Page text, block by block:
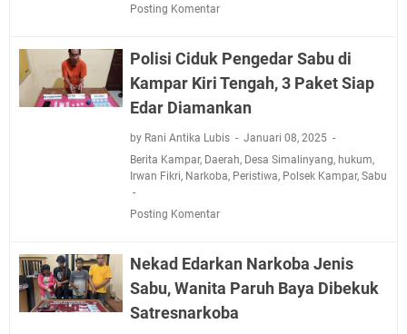
Posting Komentar
Polisi Ciduk Pengedar Sabu di
Kampar Kiri Tengah, 3 Paket Siap
Edar Diamankan
by Rani Antika Lubis
Januari 08, 2025
Berita Kampar, Daerah, Desa Simalinyang, hukum,
Irwan Fikri, Narkoba, Peristiwa, Polsek Kampar, Sabu
Posting Komentar
Nekad Edarkan Narkoba Jenis
Sabu, Wanita Paruh Baya Dibekuk
Satresnarkoba